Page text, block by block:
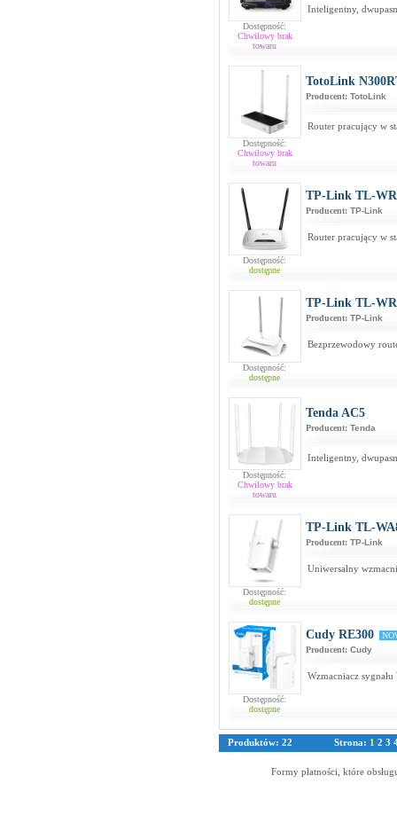
Dostępność:
Chwilowy brak
towaru
Inteligentny,
Dostępność:
Chwilowy brak
towaru
TotoLink
Producent: TotoLink
Router pracujący w
Dostępność:
dostępne
TP-Link TL-
Producent: TP-Link
Router pracujący w
Dostępność:
dostępne
TP-Link TL-
Producent: TP-Link
Bezprzewodowy
Dostępność:
Chwilowy brak
towaru
Tenda AC5
Producent: Tenda
Inteligentny,
Dostępność:
dostępne
TP-Link TL-
Producent: TP-Link
Uniwersalny
Dostępność:
dostępne
Cudy RE300
Producent: Cudy
Wzmacniacz
Produktów: 22 Strona: 1 2 3
Formy płatności, które